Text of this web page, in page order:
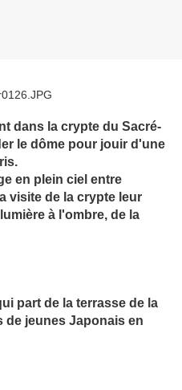
dans la crypte du Sacré-
le dôme pour jouir d'une
en plein ciel entre
visite de la crypte leur
à l'ombre, de la
part de la terrasse de la
de jeunes Japonais en